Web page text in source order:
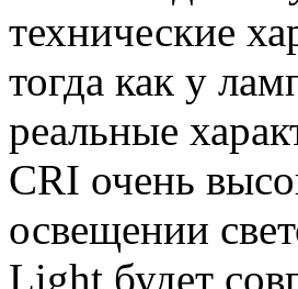
технические
тогда как у
реальные
CRI очень
освещении
Light будет